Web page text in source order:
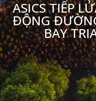
ASICS TIẾP
ĐỘNG
BAY